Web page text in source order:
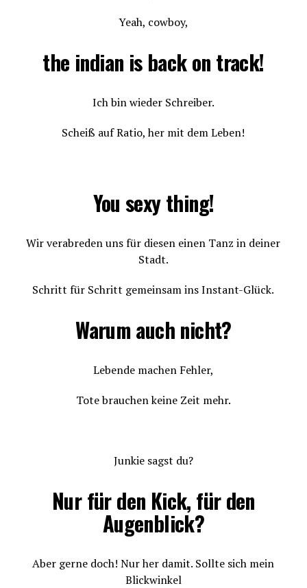
Yeah, cowboy,
the indian is back on track!
Ich bin wieder Schreiber.
Scheiß auf Ratio, her mit dem Leben!
You sexy thing!
Wir verabreden uns für diesen einen Tanz in deiner
Stadt.
Schritt für Schritt gemeinsam ins Instant-Glück.
Warum auch nicht?
Lebende machen Fehler,
Tote brauchen keine Zeit mehr.
Junkie sagst du?
Nur für den Kick, für den
Augenblick?
Aber gerne doch! Nur her damit. Sollte sich mein
Blickwinkel